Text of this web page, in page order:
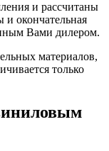
и рассчитаны
окончательная
Вами дилером.
материалов,
только